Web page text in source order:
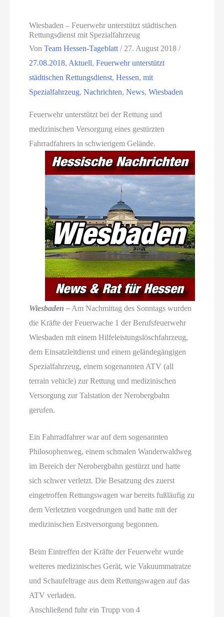
Wiesbaden – Feuerwehr unterstützt städtischen
Rettungsdienst mit Spezialfahrzeug
VonTeam Hessen-Tageblatt/ 27. August 2018/
27.08.2018, Aktuell,Feuerwehr unterstützt
städtischen Rettungsdienst,Hessen,mit
Spezialfahrzeug,Nachrichten,News,Wiesbaden
Feuerwehr unterstützt bei der Rettung und
medizinischen Versorgung eines gestürzten
Fahrradfahrers in schwierigem Gelände.
Wiesbaden – Am Nachmittag des Sonntags wurden
die Kräfte der Feuerwache 1 der Berufsfeuerwehr
Wiesbaden mit einem Hilfeleistungslöschfahrzeug,
dem Einsatzleitdienst und einem geländegängigen
Spezialfahrzeug, einem sogenannten ATV (all
terrain vehicle) zur Rettung und medizinischen
Versorgung zur Talstation der Nerobergbahn
gerufen.
Ein Fahrradfahrer war auf dem sogenannten
Philosophenweg, einem schmalen Wanderwaldweg
im Bereich der Nerobergbahn gestürzt und hatte
sich schwer verletzt. Die Besatzung des zuerst
eingetroffen Rettungswagen war bereits fußläufig zu
dem Verletzten vorgedrungen und hatte mit der
medizinischen Erstversorgung begonnen.
Beim Eintreffen der Kräfte der Feuerwehr wurde
weiteres medizinisches Gerät, wie Vakuummatratze
und Schaufeltrage aus dem Rettungswagen auf das
ATV verladen.
Anschließend fuhr ein Trupp von 4